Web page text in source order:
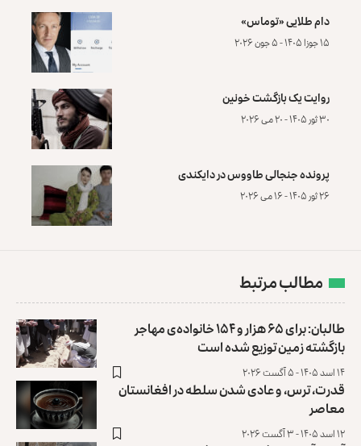
دام طلایی «توماس»
۱۵ جوزا ۱۴۰۵ - ۵ جون ۲۰۲۶
روایت یک بازگشت خونین
۳۰ ثور ۱۴۰۵ - ۲۰ می ۲۰۲۶
پرونده‌ جنجالی طاووس در دایکندی
۲۶ ثور ۱۴۰۵ - ۱۶ می ۲۰۲۶
مطالب مرتبط
طالبان: برای ۶۵ هزار و ۱۵۴ خانواده‌ی مهاجر
بازگشته زمین توزیع ‏شده است
۱۴ اسد ۱۴۰۵ - ۵ آگست ۲۰۲۶
قدرت، ترس، و عادی ‌شدن سلطه در افغانستان
معاصر
۱۲ اسد ۱۴۰۵ - ۳ آگست ۲۰۲۶